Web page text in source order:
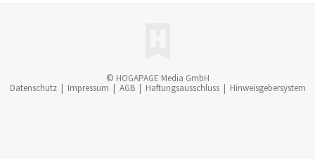
© HOGAPAGE Media GmbH
Datenschutz | Impressum | AGB | Haftungsausschluss | Hinweisgebersystem